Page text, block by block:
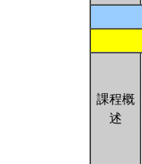
課程概
述